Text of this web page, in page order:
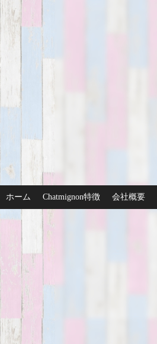
ホーム Chatmignon特徴 会社概要